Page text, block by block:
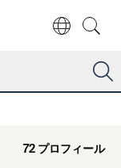
72 プロフィール